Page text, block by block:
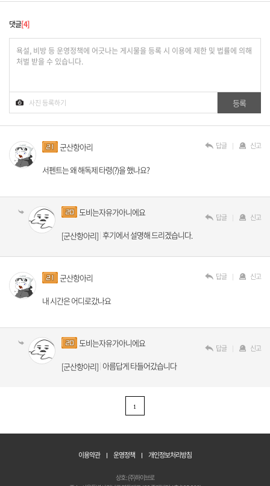
댓글 4
군산항아리
서펜트는 왜 해독제 타령(?)을 했나요?
답글 신고
도비는자유가아니에요
[군산항아리] 후기에서 설명해 드리겠습니다.
답글 신고
군산항아리
내 시간은 어디로갔나요
답글 신고
도비는자유가아니에요
[군산항아리] 아름답게 타들어갔습니다
답글 신고
1
이용약관 운영정책 개인정보처리방침
상호 : (주)하이브로